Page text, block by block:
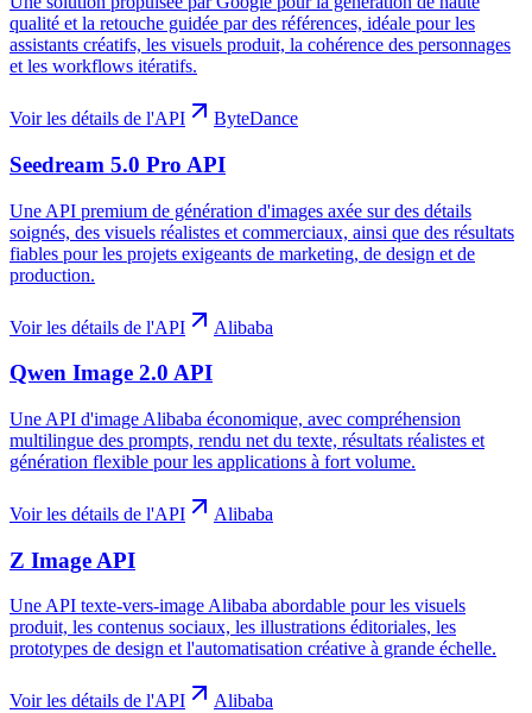
qualité et la retouche guidée par des références, idéale pour les
assistants créatifs, les visuels produit, la cohérence des personnages
et les workflows itératifs.
Voir les détails de l'API ByteDance
Seedream 5.0 Pro API
Une API premium de génération d'images axée sur des détails
soignés, des visuels réalistes et commerciaux, ainsi que des résultats
fiables pour les projets exigeants de marketing, de design et de
production.
Voir les détails de l'API Alibaba
Qwen Image 2.0 API
Une API d'image Alibaba économique, avec compréhension
multilingue des prompts, rendu net du texte, résultats réalistes et
génération flexible pour les applications à fort volume.
Voir les détails de l'API Alibaba
Z Image API
Une API texte-vers-image Alibaba abordable pour les visuels
produit, les contenus sociaux, les illustrations éditoriales, les
prototypes de design et l'automatisation créative à grande échelle.
Voir les détails de l'API Alibaba